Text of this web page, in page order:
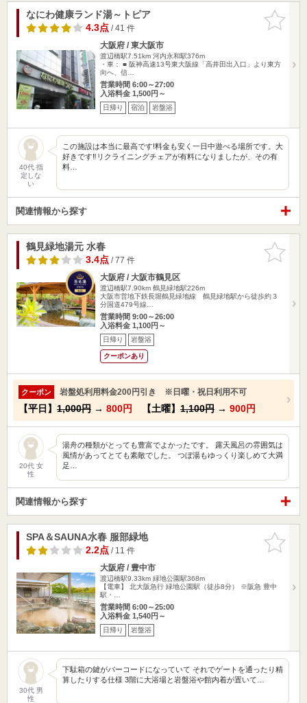
お気に入
りに追加
なにわ健康ランド湯～トピア
4.3点/ 41 件
大阪府 / 東大阪市
渡辺橋駅7.51km 河内永和駅376m
・車： ■ 阪神高速13号東大阪線「高井田出入口」より東方
向へ、信…
営業時間 6:00～27:00
入浴料金 1,500円～
日帰り 宿泊 岩盤浴
40代 指
定しな
い
この施設は本当に最高です!料金も安く一日中遊べる場所です。大
好きです‼︎リクライニングチェアが有料になりましたが、その有
料…
関連情報から探す
お気に入
りに追加
鶴見緑地湯元 水春
3.4点/ 77 件
大阪府 / 大阪市鶴見区
渡辺橋駅7.90km 鶴見緑地駅226m
大阪市営地下鉄長堀鶴見緑地線 鶴見緑地駅から徒歩約３
分国道479号線…
営業時間 9:00～26:00
入浴料金 1,100円～
日帰り 岩盤浴
クーポンあり
クーポン 岩盤処利用料金200円引き ※日曜・祝日利用不可
【平日】 1,000円 → 800円 【土曜】 1,100円 → 900円
20代 女
性
湯舟の種類がとっても豊富でよかったです。 露天風呂の雰囲気は
風情があってとても素敵でした。 つぼ湯もゆっくり楽しめて大満
足…
関連情報から探す
お気に入
りに追加
SPA＆SAUNA水春 服部緑地
2.2点/ 11 件
大阪府 / 豊中市
渡辺橋駅9.33km 緑地公園駅368m
【電車】 北大阪急行 緑地公園駅（徒歩8分） ※阪急 豊中
駅・…
営業時間 6:00～25:00
入浴料金 1,540円～
日帰り 岩盤浴
30代 男
性
下駄箱の鍵がバーコードになっていて それでゲートを通ったり精
算したりする仕様 3階に大浴場と岩盤浴や館内着が置いて…